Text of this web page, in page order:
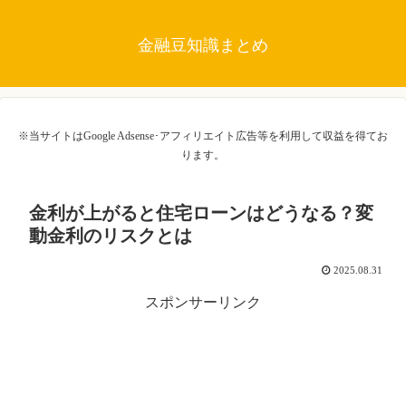
金融豆知識まとめ
※当サイトはGoogle Adsense･アフィリエイト広告等を利用して収益を得てお
ります。
金利が上がると住宅ローンはどうなる？変
動金利のリスクとは
2025.08.31
スポンサーリンク